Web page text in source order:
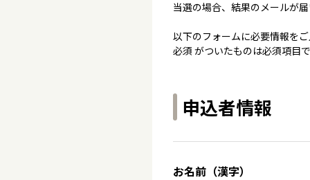
当選の場合、結果のメールが
以下のフォームに必要情報を
必須 がついたものは必須項目
申込者情報
お名前（漢字）